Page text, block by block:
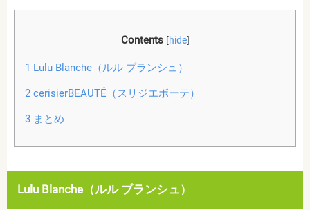
Contents [hide]
1 Lulu Blanche（ルル ブランシュ）
2cerisierBEAUTÉ（スリジエボーテ）
3まとめ
Lulu Blanche（ルル ブランシュ）